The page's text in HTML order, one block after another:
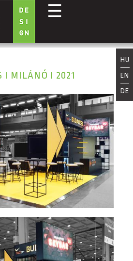
☰
HU
EN
DE
I MILÁNÓ I 2021